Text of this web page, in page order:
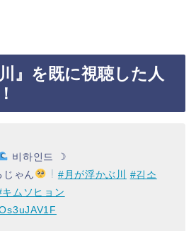
』を既に視聴した人
비하인드 ☽
じゃん
#月が浮かぶ川
#김소
キムソヒョン